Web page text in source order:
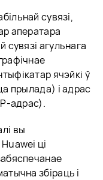
сувязі,
аператара
сувязі агульнага
ячэйкі ў
прылада) і адрас
адрас).
вы
ці
збіраць і